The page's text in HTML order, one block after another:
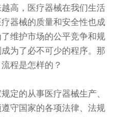
高， 医疗器械在我们生活
疗器械的质量和安全性也成
维护市场的公平竞争和规
为了必不可少的程序。那
程是怎样的？
定的从事医疗器械生产、
守国家的各项法律、法规